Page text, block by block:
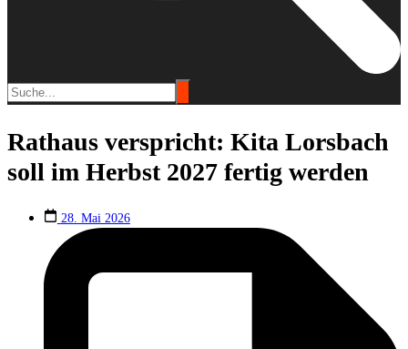
Rathaus verspricht: Kita Lorsbach
soll im Herbst 2027 fertig werden
28. Mai 2026